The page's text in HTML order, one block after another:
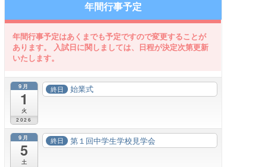
年間行事予定
9月
1
火
2026
終日 始業式
9月
5
土
終日 第１回中学生学校見学会